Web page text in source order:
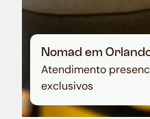
Nomad em
Atendimento
exclusivos